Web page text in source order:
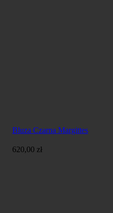
Bluza Czarna Margittes
620,00 zł